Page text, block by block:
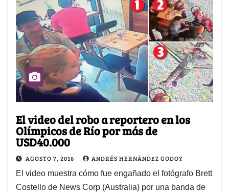
El video del robo a reportero en los
Olímpicos de Río por más de
USD40.000
AGOSTO 7, 2016 ANDRÉS HERNÁNDEZ GODOY
El video muestra cómo fue engañado el fotógrafo Brett
Costello de News Corp (Australia) por una banda de